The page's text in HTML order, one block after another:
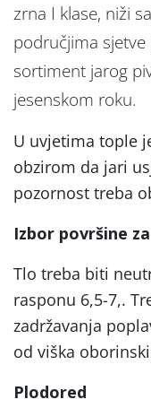
zrna I klase, niži
područjima
sortiment jarog
jesenskom roku.
U uvjetima tople
obzirom da jari
pozornost treba
Izbor površine
Tlo treba biti
rasponu 6,5-7,.
zadržavanja
od viška
Plodored